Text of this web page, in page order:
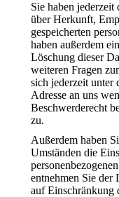
Sie haben
über Herkunft,
gespeicherten
haben außerdem
Löschung dieser
weiteren Fragen
sich jederzeit unter
Adresse an uns
Beschwerderecht
zu.
Außerdem haben
Umständen die
entnehmen Sie der
auf Einschränkung